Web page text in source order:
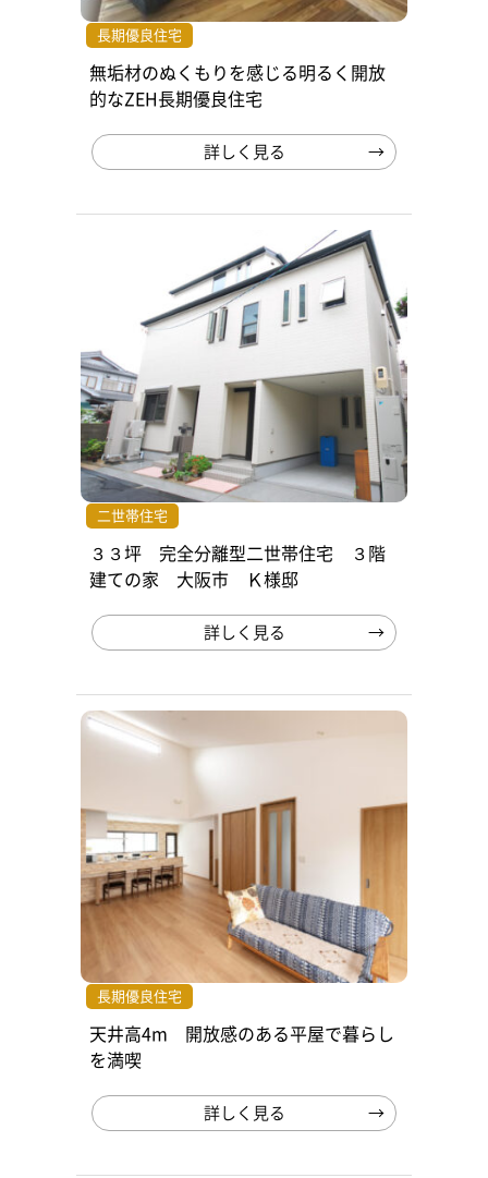
長期優良住宅
無垢材のぬくもりを感じる明るく開放
的なZEH長期優良住宅
詳しく見る
二世帯住宅
３３坪 完全分離型二世帯住宅 ３階
建ての家 大阪市 Ｋ様邸
詳しく見る
長期優良住宅
天井高4m 開放感のある平屋で暮らし
を満喫
詳しく見る